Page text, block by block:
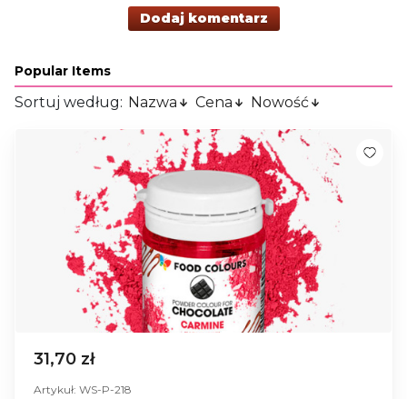
Dodaj komentarz
Popular Items
Sortuj według: Nazwa Cena Nowość
31,70 zł
Artykuł: WS-P-218